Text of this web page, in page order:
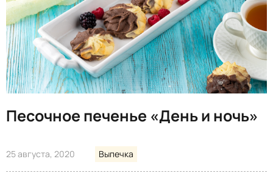
Песочное печенье «День и ночь»
25 августа, 2020 Выпечка